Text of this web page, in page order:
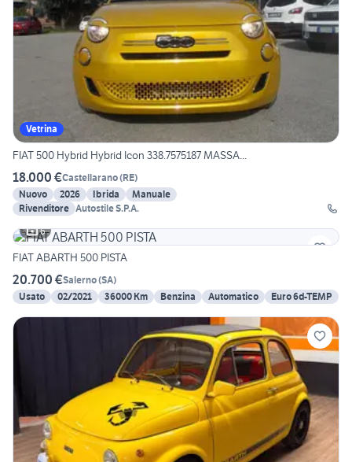
Vetrina
FIAT 500 Hybrid Hybrid Icon 338.7575187 MASSA...
18.000 €Castellarano(RE)
Nuovo
2026 Ibrida
Manuale
Rivenditore Autostile S.P.A.
6
FIAT ABARTH 500 PISTA
20.700 €Salerno(SA)
Usato
02/2021 36000 Km Benzina Automatico Euro 6d-TEMP